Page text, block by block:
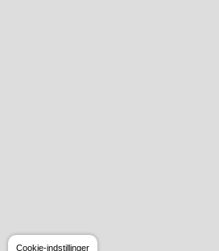
Cookie-indstillinger